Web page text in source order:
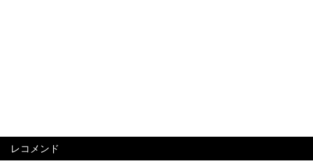
レコメンド